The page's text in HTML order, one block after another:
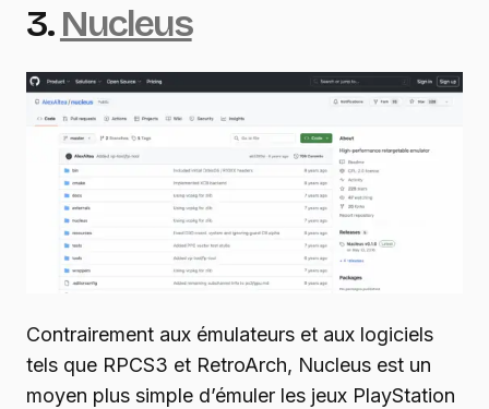
3.Nucleus
Contrairement aux émulateurs et aux logiciels
tels que RPCS3 et RetroArch, Nucleus est un
moyen plus simple d’émuler les jeux PlayStation